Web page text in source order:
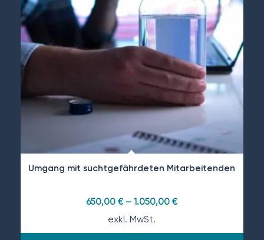
Umgang mit suchtgefährdeten Mitarbeitenden
650,00 €– 1.050,00 €
exkl. MwSt.